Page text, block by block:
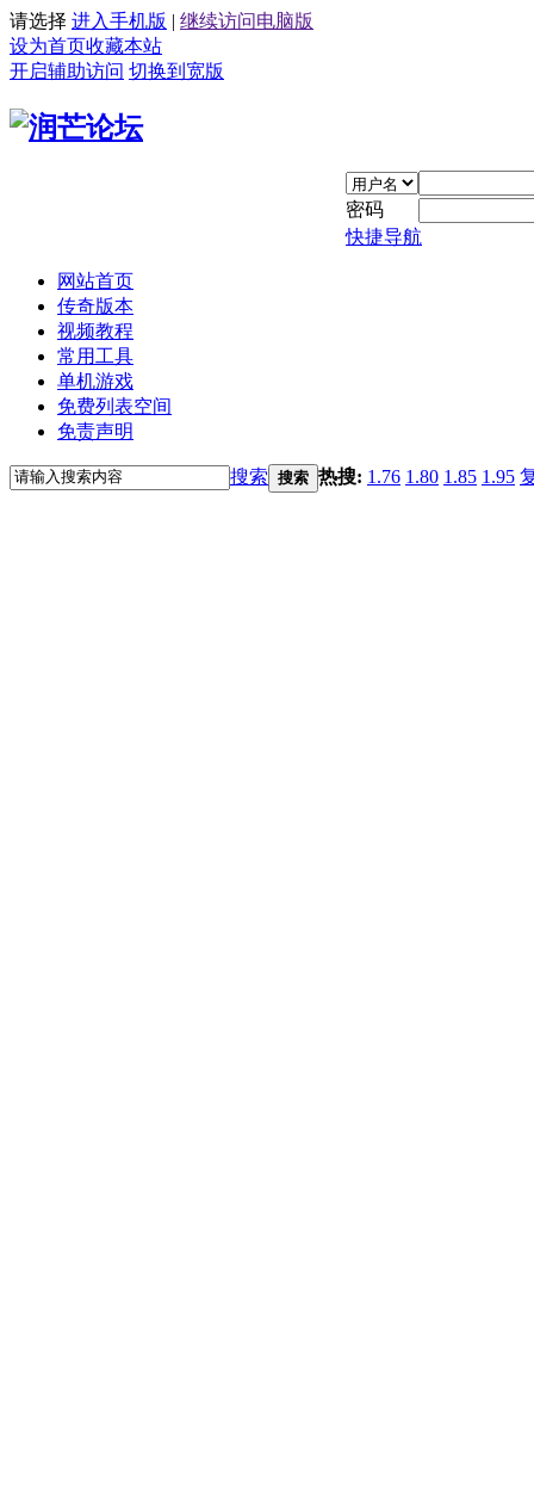
请选择 进入手机版 | 继续访问电脑版
设为首页收藏本站
开启辅助访问 切换到宽版
密码
快捷导航
网站首页
传奇版本
视频教程
常用工具
单机游戏
免费列表空间
免责声明
搜索 搜索 热搜: 1.76 1.80 1.85 1.95